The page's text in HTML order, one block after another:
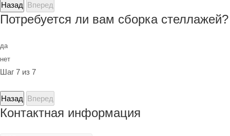
Назад Вперед
Потребуется ли вам сборка стеллажей?
да
нет
Шаг 7 из 7
Назад Вперед
Контактная информация